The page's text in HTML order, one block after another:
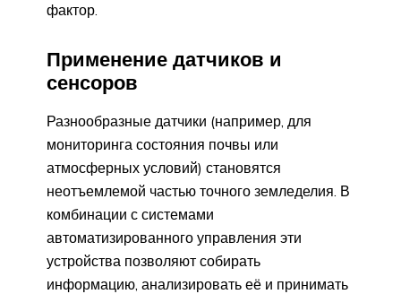
фактор.
Применение датчиков и
сенсоров
Разнообразные датчики (например, для
мониторинга состояния почвы или
атмосферных условий) становятся
неотъемлемой частью точного земледелия. В
комбинации с системами
автоматизированного управления эти
устройства позволяют собирать
информацию, анализировать её и принимать